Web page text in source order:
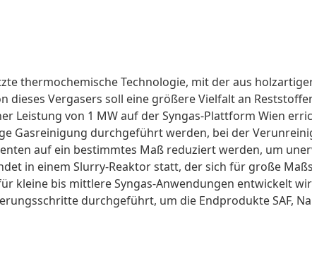
thermochemische Technologie, mit der aus
Vergasers soll eine größere Vielfalt an
Leistung von 1 MW auf der Syngas-Plattform Wien
Gasreinigung durchgeführt werden, bei der
auf ein bestimmtes Maß reduziert werden, um
in einem Slurry-Reaktor statt, der sich für große
kleine bis mittlere Syngas-Anwendungen entwickelt
durchgeführt, um die Endprodukte SAF,